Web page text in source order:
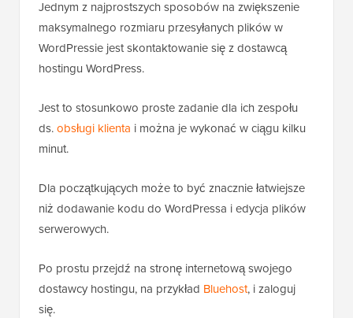
Jednym z najprostszych sposobów na zwiększenie
maksymalnego rozmiaru przesyłanych plików w
WordPressie jest skontaktowanie się z dostawcą
hostingu WordPress.
Jest to stosunkowo proste zadanie dla ich zespołu
ds.obsługi klienta i można je wykonać w ciągu kilku
minut.
Dla początkujących może to być znacznie łatwiejsze
niż dodawanie kodu do WordPressa i edycja plików
serwerowych.
Po prostu przejdź na stronę internetową swojego
dostawcy hostingu, na przykład Bluehost, i zaloguj
się.